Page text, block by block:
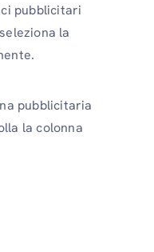
pubblicitari
la
pubblicitaria
la colonna